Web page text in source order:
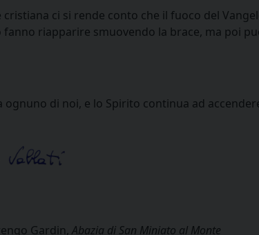
ci si rende conto che il fuoco del
riapparire smuovendo la brace, ma poi
ognuno di noi, e lo Spirito continua ad
Gardin, Abazia di San Miniato al Monte